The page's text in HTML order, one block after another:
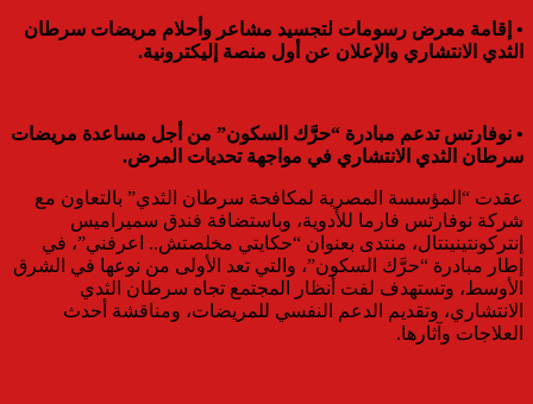
• إقامة معرض رسومات لتجسيد مشاعر وأحلام مريضات سرطان
الثدي الانتشاري والإعلان عن أول منصة إليكترونية.
• نوفارتس تدعم مبادرة “حرَّك السكون” من أجل مساعدة مريضات
سرطان الثدي الانتشاري في مواجهة تحديات المرض.
عقدت “المؤسسة المصرية لمكافحة سرطان الثدي” بالتعاون مع
شركة نوفارتس فارما للأدوية، وباستضافة فندق سميراميس
إنتركونتينينتال، منتدى بعنوان “حكايتي مخلصتش.. اعرفني”، في
إطار مبادرة “حرَّك السكون”، والتي تعد الأولى من نوعها في الشرق
الأوسط، وتستهدف لفت أنظار المجتمع تجاه سرطان الثدي
الانتشاري، وتقديم الدعم النفسي للمريضات، ومناقشة أحدث
العلاجات وآثارها.